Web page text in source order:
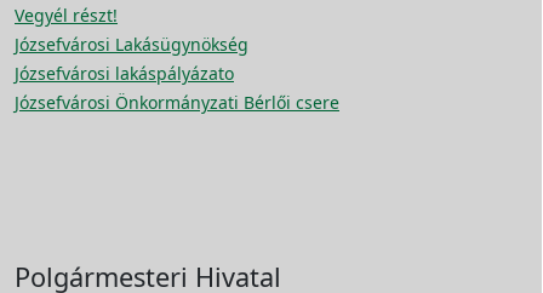
Vegyél részt!
Józsefvárosi Lakásügynökség
Józsefvárosi lakáspályázato
Józsefvárosi Önkormányzati Bérlői csere
Polgármesteri Hivatal